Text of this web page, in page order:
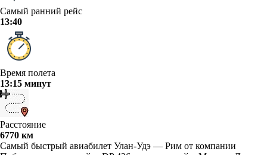
Самый ранний рейс
13:40
Время полета
13:15 минут
Расстояние
6770 км
Самый быстрый авиабилет Улан-Удэ — Рим от компании